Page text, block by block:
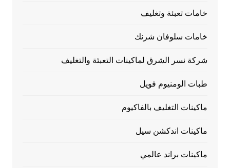
خامات تعبئة وتغليف
خامات سلوفان شرنك
شركة نسر الشرق لماكينات التعبئة والتغليف
طبات الومنيوم فويل
ماكينات التغليف بالفاكيوم
ماكينات اندكشن سيل
ماكينات براند عالمي